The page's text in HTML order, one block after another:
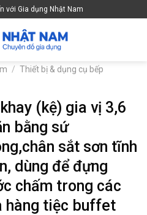
với Gia dụng Nhật Nam
/ Thiết bị & dụng cụ bếp
(kệ) gia vị 3,6
bằng sứ
sắt sơn tĩnh
dùng để đựng
chấm trong các
hàng tiệc buffet